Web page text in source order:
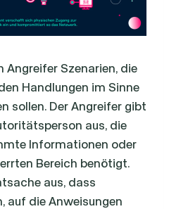
Angreifer Szenarien, die
Handlungen im Sinne
sollen. Der Angreifer gibt
aus, die
Informationen oder
Bereich benötigt.
aus, dass
auf die Anweisungen